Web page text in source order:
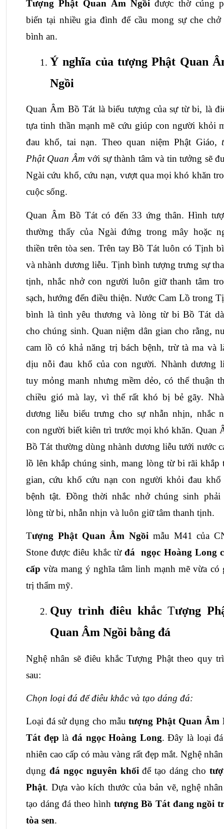
Tượng Phật Quan Âm Ngồi được thờ cúng
biến tại nhiều gia đình để cầu mong sự che chở
bình an.
Ý nghĩa của tượng Phật Quan
Ngồi
Quan Âm Bồ Tát là biểu tượng của sự từ bi, là
tựa tinh thần mạnh mẽ cứu giúp con người khỏi
đau khổ, tai nạn. Theo quan niệm Phật Giáo,
Phật Quan Âm với sự thành tâm và tin tưởng sẽ
Ngài cứu khổ, cứu nạn, vượt qua mọi khó khăn
cuộc sống.
Quan Âm Bồ Tát có đến 33 ứng thân. Hình
thường thấy của Ngài đứng trong mây hoặc
thiền trên tòa sen. Trên tay Bồ Tát luôn có Tịnh
và nhành dương liễu. Tịnh bình tượng trưng sự
tịnh, nhắc nhở con người luôn giữ thanh tâm
sạch, hướng đến điều thiện. Nước Cam Lồ trong
bình là tình yêu thương và lòng từ bi Bồ Tát
cho chúng sinh. Quan niệm dân gian cho rằng,
cam lồ có khả năng trị bách bệnh, trừ tà ma và
dịu nỗi đau khổ của con người. Nhành dương
tuy mỏng manh nhưng mềm dẻo, có thể thuận
chiều gió mà lay, vì thế rất khó bị bẻ gãy.
dương liễu biểu trưng cho sự nhẫn nhịn, nhắc
con người biết kiên trì trước mọi khó khăn. Quan
Bồ Tát thường dùng nhành dương liễu tưới nước
lồ lên khắp chúng sinh, mang lòng từ bi rãi khắp
gian, cứu khổ cứu nạn con người khỏi đau khổ
bệnh tật. Đồng thời nhắc nhở chúng sinh phải
lòng từ bi, nhẫn nhịn và luôn giữ tâm thanh tịnh.
Tượng Phật Quan Âm Ngồi mẫu M41 của
Stone được điêu khắc từ đá  ngọc Hoàng Long
cấp vừa mang ý nghĩa tâm linh mạnh mẽ vừa có
trị thẩm mỹ.
Quy trình điêu khắc Tượng
Quan Âm Ngồi bằng đá
Nghệ nhân sẽ điêu khắc Tượng Phật theo quy
sau:
Chọn loại đá để điêu khắc và tạo dáng đá:
Loại đá sử dụng cho mẫu tượng Phật Quan Âm
Tát đẹp là đá ngọc Hoàng Long. Đây là loại
nhiên cao cấp có màu vàng rất đẹp mắt. Nghệ
dụng đá ngọc nguyên khối để tạo dáng cho
Phật. Dựa vào kích thước của bản vẽ, nghệ nhân
tạo dáng đá theo hình tượng Bồ Tát đang ngồi
tòa sen.